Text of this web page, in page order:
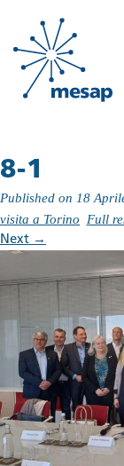
8-1
Published on 18
visita a Torino
Full
Next →